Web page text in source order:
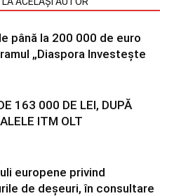
până la 200 000 de euro
„Diaspora Investește
163 000 DE LEI, DUPĂ
ITM OLT
europene privind
de deșeuri, în consultare